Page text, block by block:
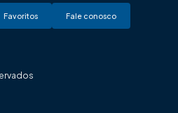
Favoritos Fale conosco